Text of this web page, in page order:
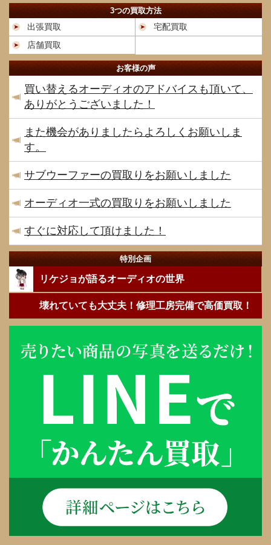
3つの買取方法
出張買取
宅配買取
店舗買取
お客様の声
買い替えるオーディオのアドバイスも頂いて、
ありがとうございました！
また機会がありましたらよろしくお願いしま
す。
サブウーファーの買取りをお願いしました
オーディオ一式の買取りをお願いしました
すぐに対応して頂けました！
特別企画
リケジョが語るオーディオの世界
壊れていても大丈夫！修理工房完備で高価買取！